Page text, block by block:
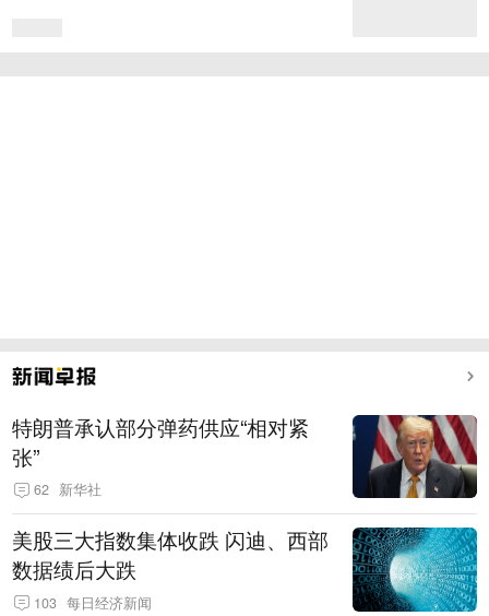
特朗普承认部分弹药供应“相对紧
张”
62 新华社
美股三大指数集体收跌 闪迪、西部
数据绩后大跌
103 每日经济新闻